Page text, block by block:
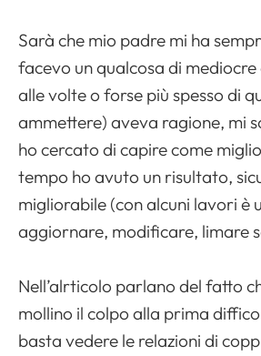
Sarà che mio padre mi ha
facevo un qualcosa di mediocre
alle volte o forse più spesso di
ammettere) aveva ragione, mi
ho cercato di capire come
tempo ho avuto un risultato,
migliorabile (con alcuni lavori è
aggiornare, modificare, limare
Nell’alrticolo parlano del fatto
mollino il colpo alla prima
basta vedere le relazioni di